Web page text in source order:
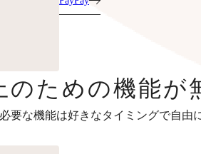
ための機能が
要な機能は好きなタイミングで自